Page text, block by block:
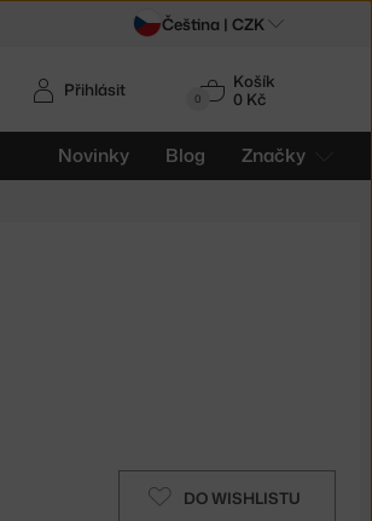
0
Košík
0 Kč
Novinky Blog Značky
Přihlásit
DO WISHLISTU
Čeština | CZK